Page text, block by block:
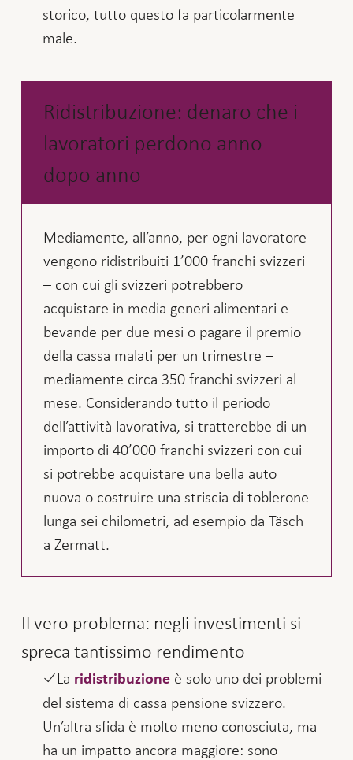
storico, tutto questo fa particolarmente
male.
Ridistribuzione: denaro che i
lavoratori perdono anno
dopo anno
Mediamente, all’anno, per ogni lavoratore
vengono ridistribuiti 1’000 franchi svizzeri
– con cui gli svizzeri potrebbero
acquistare in media generi alimentari e
bevande per due mesi o pagare il premio
della cassa malati per un trimestre –
mediamente circa 350 franchi svizzeri al
mese. Considerando tutto il periodo
dell’attività lavorativa, si tratterebbe di un
importo di 40’000 franchi svizzeri con cui
si potrebbe acquistare una bella auto
nuova o costruire una striscia di toblerone
lunga sei chilometri, ad esempio da Täsch
a Zermatt.
Il vero problema: negli investimenti si
spreca tantissimo rendimento
La ridistribuzioneè solo uno dei problemi
del sistema di cassa pensione svizzero.
Un’altra sfida è molto meno conosciuta, ma
ha un impatto ancora maggiore: sono